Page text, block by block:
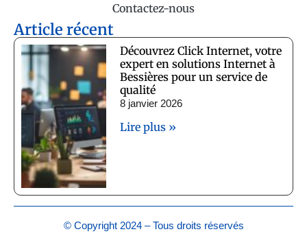
Contactez-nous
Article récent
Découvrez Click Internet, votre
expert en solutions Internet à
Bessières pour un service de
qualité
8 janvier 2026
Lire plus »
© Copyright 2024 – Tous droits réservés